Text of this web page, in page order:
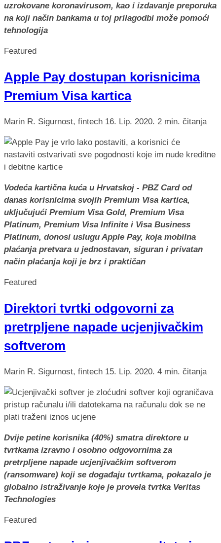
uzrokovane koronavirusom, kao i izdavanje preporuka
na koji način bankama u toj prilagodbi može pomoći
tehnologija
Featured
Apple Pay dostupan korisnicima
Premium Visa kartica
Marin R. Sigurnost, fintech 16. Lip. 2020. 2 min. čitanja
Vodeća kartična kuća u Hrvatskoj - PBZ Card od
danas korisnicima svojih Premium Visa kartica,
uključujući Premium Visa Gold, Premium Visa
Platinum, Premium Visa Infinite i Visa Business
Platinum, donosi uslugu Apple Pay, koja mobilna
plaćanja pretvara u jednostavan, siguran i privatan
način plaćanja koji je brz i praktičan
Featured
Direktori tvrtki odgovorni za
pretrpljene napade ucjenjivačkim
softverom
Marin R. Sigurnost, fintech 15. Lip. 2020. 4 min. čitanja
Dvije petine korisnika (40%) smatra direktore u
tvrtkama izravno i osobno odgovornima za
pretrpljene napade ucjenjivačkim softverom
(ransomware) koji se događaju tvrtkama, pokazalo je
globalno istraživanje koje je provela tvrtka Veritas
Technologies
Featured